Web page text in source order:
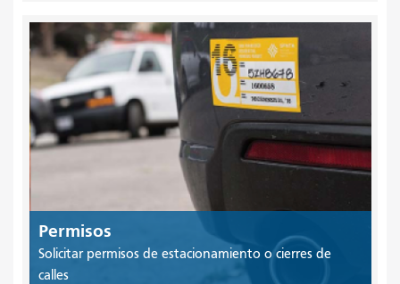
Permisos
Solicitar permisos de estacionamiento o cierres de
calles